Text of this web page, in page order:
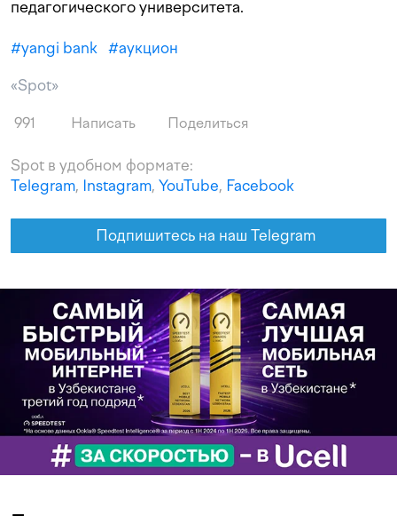
педагогического университета.
#yangi bank #аукцион
«Spot»
991 Написать Поделиться
Spot в удобном формате:
Telegram, Instagram, YouTube, Facebook
Подпишитесь на наш Telegram